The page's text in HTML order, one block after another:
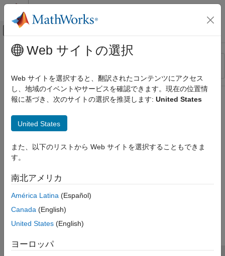
コンテンツへスキップ
オフキャンバス ナビゲーション メ
リソース
ステータス
メインコンテンツ
Web サイトの選択
Web サイトを選択すると、翻訳されたコンテンツにアクセス
し、地域のイベントやサービスを確認できます。現在の位置情
報に基づき、次のサイトの選択を推奨します: United States
United States
また、以下のリストから Web サイトを選択することもできま
す。
南北アメリカ
América Latina (Español)
Canada (English)
United States (English)
ヨーロッパ